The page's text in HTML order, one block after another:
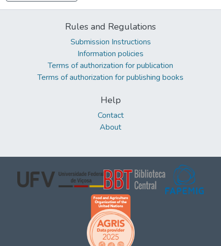
Rules and Regulations
Submission Instructions
Information policies
Terms of authorization for publication
Terms of authorization for publishing books
Help
Contact
About